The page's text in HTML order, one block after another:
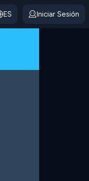
ES Iniciar Sesión